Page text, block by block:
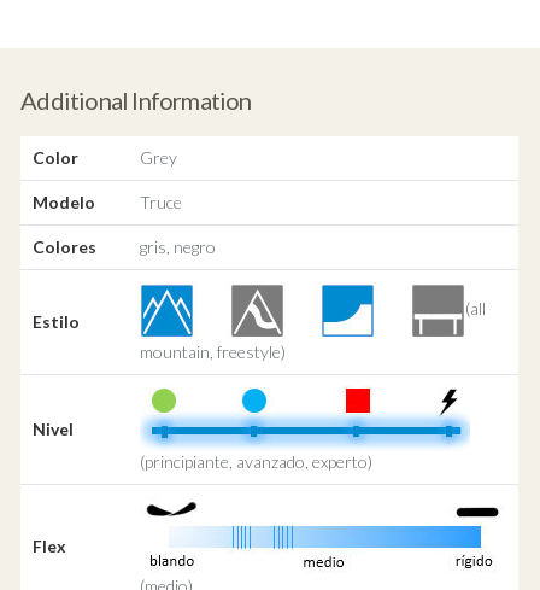
Additional Information
Color Grey
Modelo Truce
Colores gris, negro
Estilo
(all
mountain, freestyle)
Nivel
(principiante, avanzado, experto)
Flex